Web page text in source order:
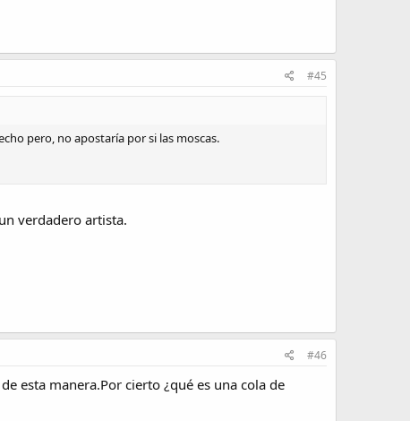
#45
pero, no apostaría por si las moscas.
verdadero artista.
#46
esta manera.Por cierto ¿qué es una cola de